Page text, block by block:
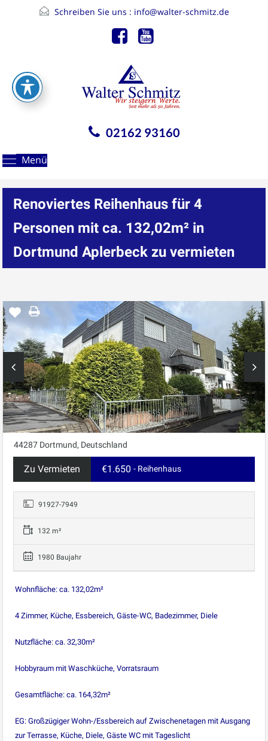
Schreiben Sie uns : info@walter-schmitz.de
02162 93160
Menü
Renoviertes Reihenhaus für 4
Personen mit ca. 132,02m² in
Dortmund Aplerbeck zu vermieten
44287 Dortmund, Deutschland
Zu Vermieten €1.650 - Reihenhaus
91927-7949
132 m²
1980 Baujahr
Wohnfläche: ca. 132,02m²
4 Zimmer, Küche, Essbereich, Gäste-WC, Badezimmer, Diele
Nutzfläche: ca. 32,30m²
Hobbyraum mit Waschküche, Vorratsraum
Gesamtfläche: ca. 164,32m²
EG: Großzügiger Wohn-/Essbereich auf Zwischenetagen mit Ausgang
zur Terrasse, Küche, Diele, Gäste WC mit Tageslicht